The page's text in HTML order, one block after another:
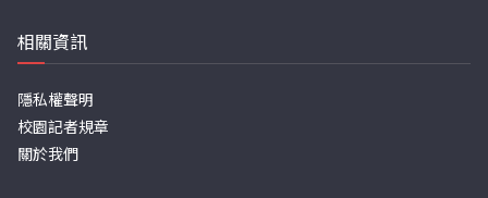
相關資訊
隱私權聲明
校園記者規章
關於我們